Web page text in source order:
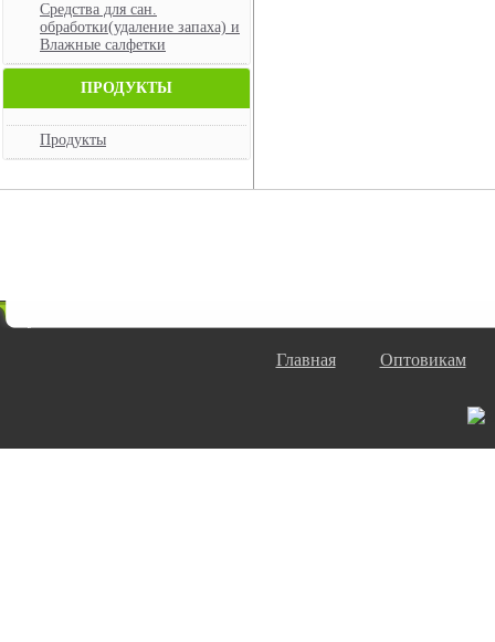
Средства для сан.
обработки(удаление запаха) и
Влажные салфетки
ПРОДУКТЫ
Продукты
Главная Оптовикам